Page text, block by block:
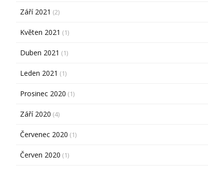
Září 2021 (2)
Květen 2021 (1)
Duben 2021 (1)
Leden 2021 (1)
Prosinec 2020 (1)
Září 2020 (4)
Červenec 2020 (1)
Červen 2020 (1)